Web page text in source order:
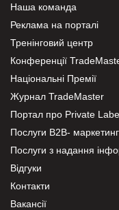
Наша команда
Реклама на порталі
Тренінговий центр
Конференції
Національні Премії
Журнал TradeMaster
Портал про Private
Послуги В2В-
Послуги з надання
Відгуки
Контакти
Вакансії